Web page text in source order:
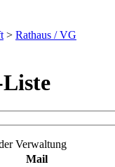
> Rathaus / VG
Verwaltung
Mail